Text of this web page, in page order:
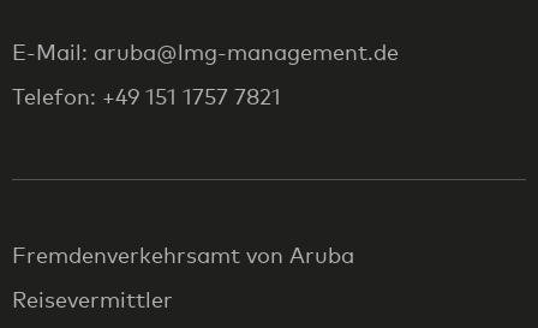
E-Mail: aruba@lmg-management.de
Telefon: +49 151 1757 7821
Fremdenverkehrsamt von Aruba
Reisevermittler